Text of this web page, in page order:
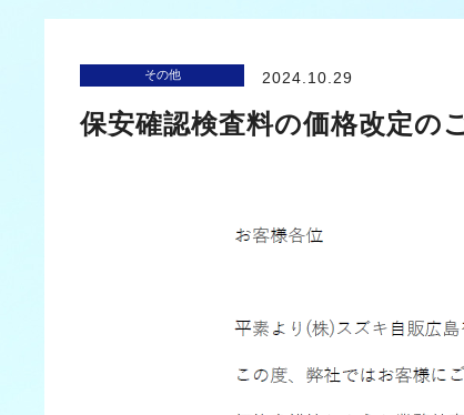
その他 2024.10.29
保安確認検査料の価格改定の